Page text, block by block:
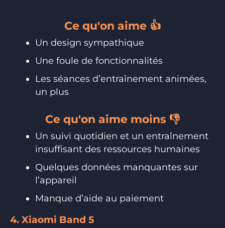
Ce qu'on aime 👍
Un design sympathique
Une foule de fonctionnalités
Les séances d’entraînement animées,
un plus
Ce qu'on aime moins 👎
Un suivi quotidien et un entraînement
insuffisant des ressources humaines
Quelques données manquantes sur
l’appareil
Manque d’aide au paiement
4. Xiaomi Band 5